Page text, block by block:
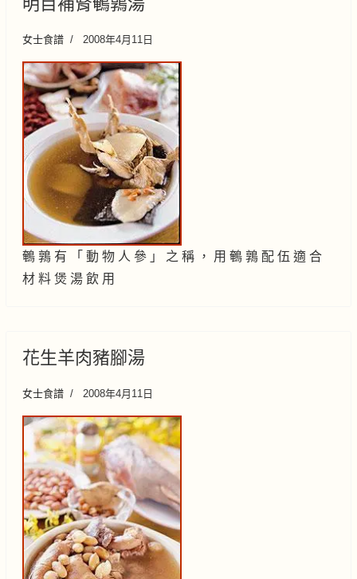
女士食譜 2008年4月11日
鵪 鶉 有 「 動 物 人 參 」 之 稱 ， 用 鵪 鶉 配 伍 適 合
材 料 煲 湯 飲 用
花生羊肉豬腳湯
女士食譜 2008年4月11日